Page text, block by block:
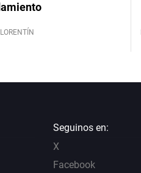
Seguinos en:
X
Facebook